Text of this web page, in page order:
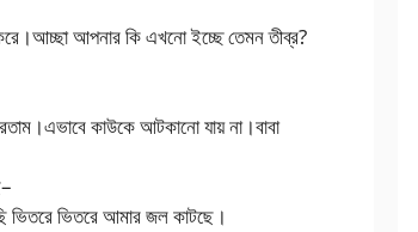
আপনার কি এখনো ইচ্ছে তেমন তীব্র?
কাউকে আটকানো যায় না।বাবা
ভিতরে আমার জল কাটছে।